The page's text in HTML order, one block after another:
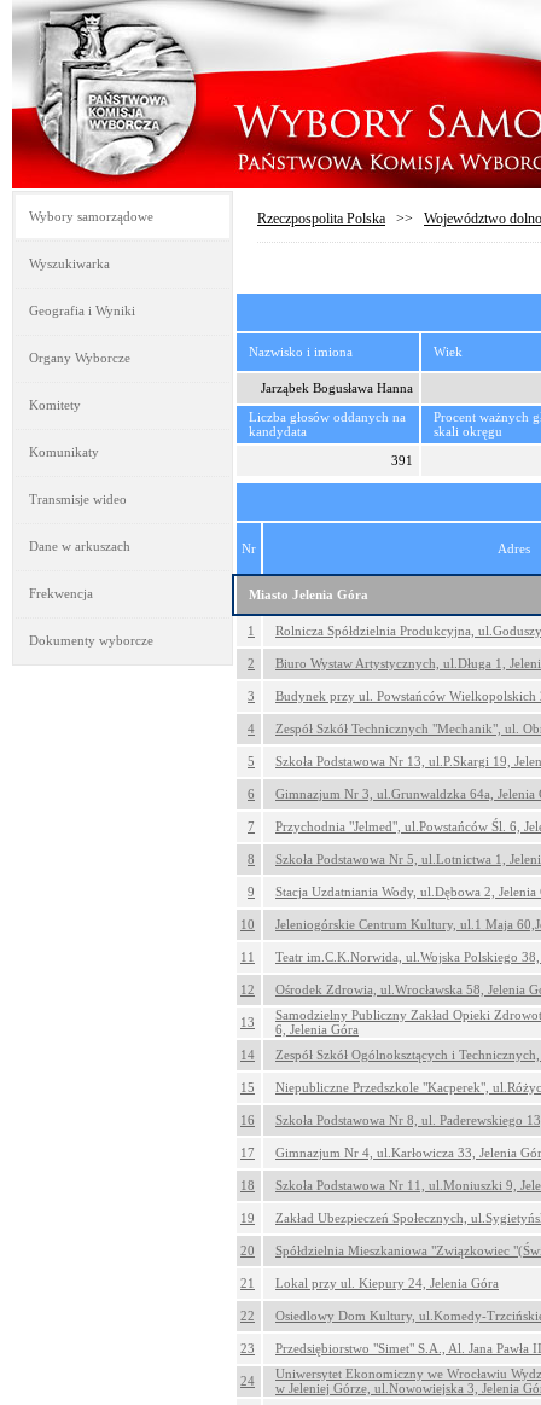
Wybory samorządowe
Wyszukiwarka
Geografia i Wyniki
Organy Wyborcze
Komitety
Komunikaty
Transmisje wideo
Dane w arkuszach
Frekwencja
Dokumenty wyborcze
Rzeczpospolita Polska >> Województwo
Nazwisko i imiona Wiek
Jarząbek Bogusława Hanna
Liczba głosów oddanych na
kandydata
Procent ważnych
skali okręgu
391
Nr Adres
Miasto Jelenia Góra
1 Rolnicza Spółdzielnia Produkcyjna,
2 Biuro Wystaw Artystycznych, ul.Długa 1,
3 Budynek przy ul. Powstańców
4 Zespół Szkół Technicznych "Mechanik", ul.
5 Szkoła Podstawowa Nr 13, ul.P.Skargi 19,
6 Gimnazjum Nr 3, ul.Grunwaldzka 64a, Jelenia
7 Przychodnia "Jelmed", ul.Powstańców Śl. 6,
8 Szkoła Podstawowa Nr 5, ul.Lotnictwa 1,
9 Stacja Uzdatniania Wody, ul.Dębowa 2, Jelenia
10 Jeleniogórskie Centrum Kultury, ul.1 Maja
11 Teatr im.C.K.Norwida, ul.Wojska Polskiego 38,
12 Ośrodek Zdrowia, ul.Wrocławska 58, Jelenia
13
Samodzielny Publiczny Zakład Opieki
6, Jelenia Góra
14
Zespół Szkół Ogólnoksztących i
15 Niepubliczne Przedszkole "Kacperek",
16 Szkoła Podstawowa Nr 8, ul. Paderewskiego
17 Gimnazjum Nr 4, ul.Karłowicza 33, Jelenia
18 Szkoła Podstawowa Nr 11, ul.Moniuszki 9,
19 Zakład Ubezpieczeń Społecznych,
20 Spółdzielnia Mieszkaniowa "Związkowiec
21 Lokal przy ul. Kiepury 24, Jelenia Góra
22 Osiedlowy Dom Kultury, ul.Komedy-
23 Przedsiębiorstwo "Simet" S.A., Al. Jana Pawła
24
Uniwersytet Ekonomiczny we Wrocławiu
w Jeleniej Górze, ul.Nowowiejska 3, Jelenia